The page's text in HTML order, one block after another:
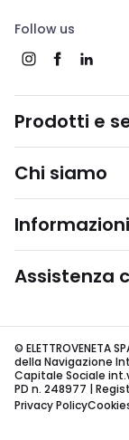
Follow us
Prodotti e
Chi siamo
Assistenza
© ELETTROVENETA
della Navigazione
Capitale Sociale
PD n. 248977 |
Privacy Policy